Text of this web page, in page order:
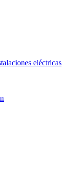
eléctricas